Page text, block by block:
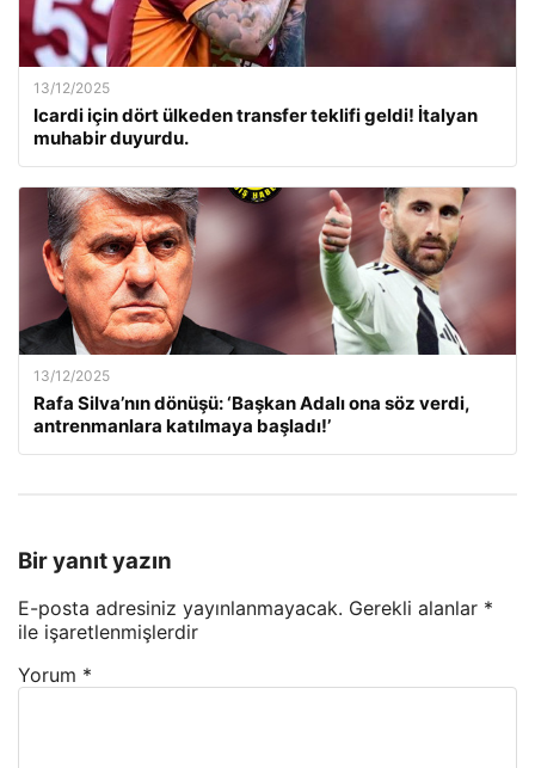
13/12/2025
Icardi için dört ülkeden transfer teklifi geldi! İtalyan
muhabir duyurdu.
13/12/2025
Rafa Silva’nın dönüşü: ‘Başkan Adalı ona söz verdi,
antrenmanlara katılmaya başladı!’
Bir yanıt yazın
E-posta adresiniz yayınlanmayacak. Gerekli alanlar *
ile işaretlenmişlerdir
Yorum *